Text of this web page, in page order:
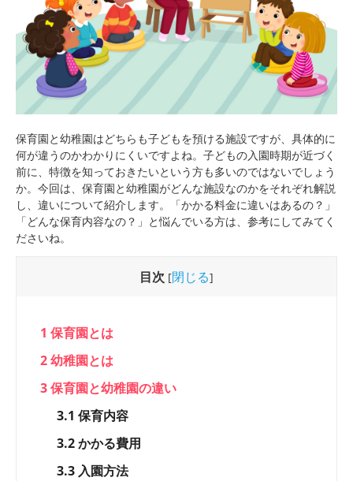
保育園と幼稚園はどちらも子どもを預ける施設ですが、具体的に
何が違うのかわかりにくいですよね。子どもの入園時期が近づく
前に、特徴を知っておきたいという方も多いのではないでしょう
か。今回は、保育園と幼稚園がどんな施設なのかをそれぞれ解説
し、違いについて紹介します。「かかる料金に違いはあるの？」
「どんな保育内容なの？」と悩んでいる方は、参考にしてみてく
ださいね。
目次 [閉じる]
1 保育園とは
2幼稚園とは
3保育園と幼稚園の違い
3.1 保育内容
3.2かかる費用
3.3 入園方法